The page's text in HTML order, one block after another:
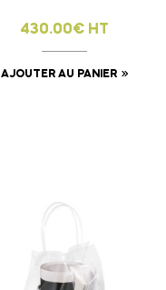
430.00€ HT
AJOUTER AU PANIER